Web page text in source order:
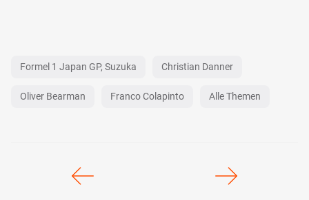
Formel 1 Japan GP, Suzuka Christian Danner
Oliver Bearman Franco Colapinto Alle Themen